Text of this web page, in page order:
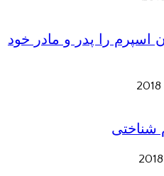
اسپرم را پدر و مادر خود
شناختی